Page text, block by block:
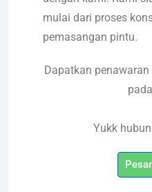
mulai dari proses
pemasangan pintu.
Dapatkan
Yukk